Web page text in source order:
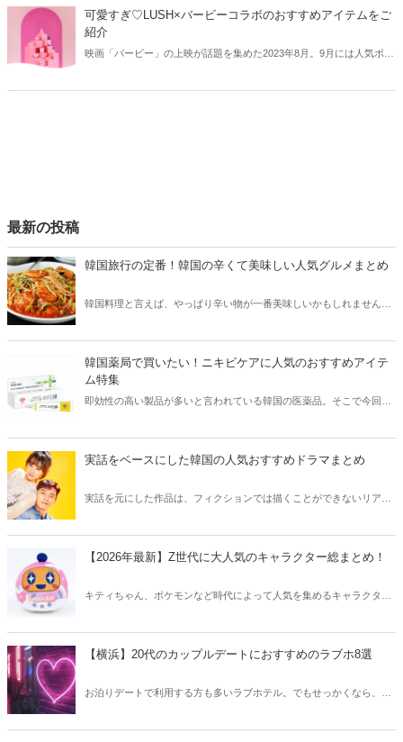
アアイテムをご紹介します！
可愛すぎ♡LUSH×バービーコラボのおすすめアイテムをご
紹介
映画「バービー」の上映が話題を集めた2023年8月。9月には人気ボデ
最新の投稿
韓国旅行の定番！韓国の辛くて美味しい人気グルメまとめ
韓国料理と言えば、やっぱり辛い物が一番美味しいかもしれません。
方も必見です。
韓国薬局で買いたい！ニキビケアに人気のおすすめアイテ
ム特集
即効性の高い製品が多いと言われている韓国の医薬品。そこで今回は
う。
実話をベースにした韓国の人気おすすめドラマまとめ
実話を元にした作品は、フィクションでは描くことができないリアル
【2026年最新】Z世代に大人気のキャラクター総まとめ！
キティちゃん、ポケモンなど時代によって人気を集めるキャラクター
クしてみましょう。
【横浜】20代のカップルデートにおすすめのラブホ8選
お泊りデートで利用する方も多いラブホテル。でもせっかくなら、キ